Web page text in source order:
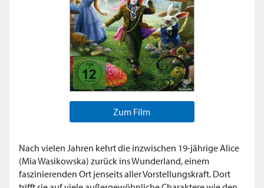
Zum Film
Nach vielen Jahren kehrt die inzwischen 19-jährige Alice
(Mia Wasikowska) zurück ins Wunderland, einem
faszinierenden Ort jenseits aller Vorstellungskraft. Dort